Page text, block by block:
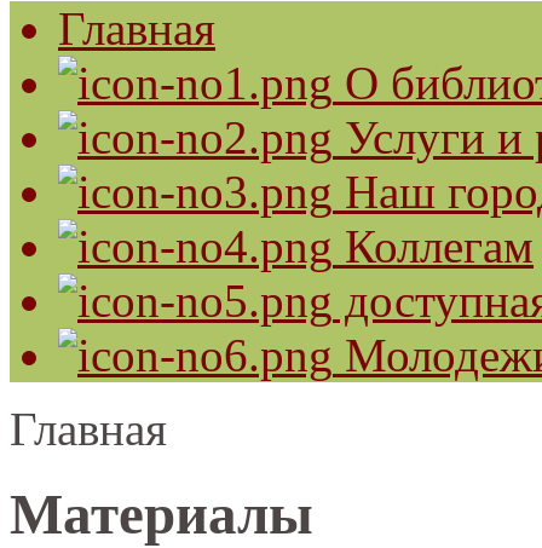
Главная
О
Услуги и
Наш
Коллегам
Главная
Материалы